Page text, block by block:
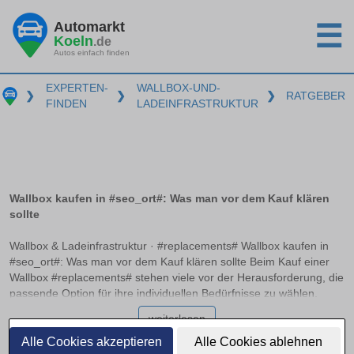
Alle Cookies akzeptieren Alle Cookies ablehnen
Automarkt
Koeln.de
Autos einfach finden ☰
❯
EXPERTEN-
FINDEN
❯
WALLBOX-UND-
LADEINFRASTRUKTUR
❯ RATGEBER
Wallbox kaufen in #seo_ort#: Was man vor dem Kauf klären
sollte
Wallbox & Ladeinfrastruktur · #replacements# Wallbox kaufen in
#seo_ort#: Was man vor dem Kauf klären sollte Beim Kauf einer
Wallbox #replacements# stehen viele vor der Herausforderung, die
passende Option für ihre individuellen Bedürfnisse zu wählen.
Essentielle Entscheidungskriterien wie Ladeleistung, Anschlussart
und Smart-Charging-Funktionen spielen hierbei eine
entscheidende Rolle. In diesem Ratgeber erhalten Sie
weiterlesen